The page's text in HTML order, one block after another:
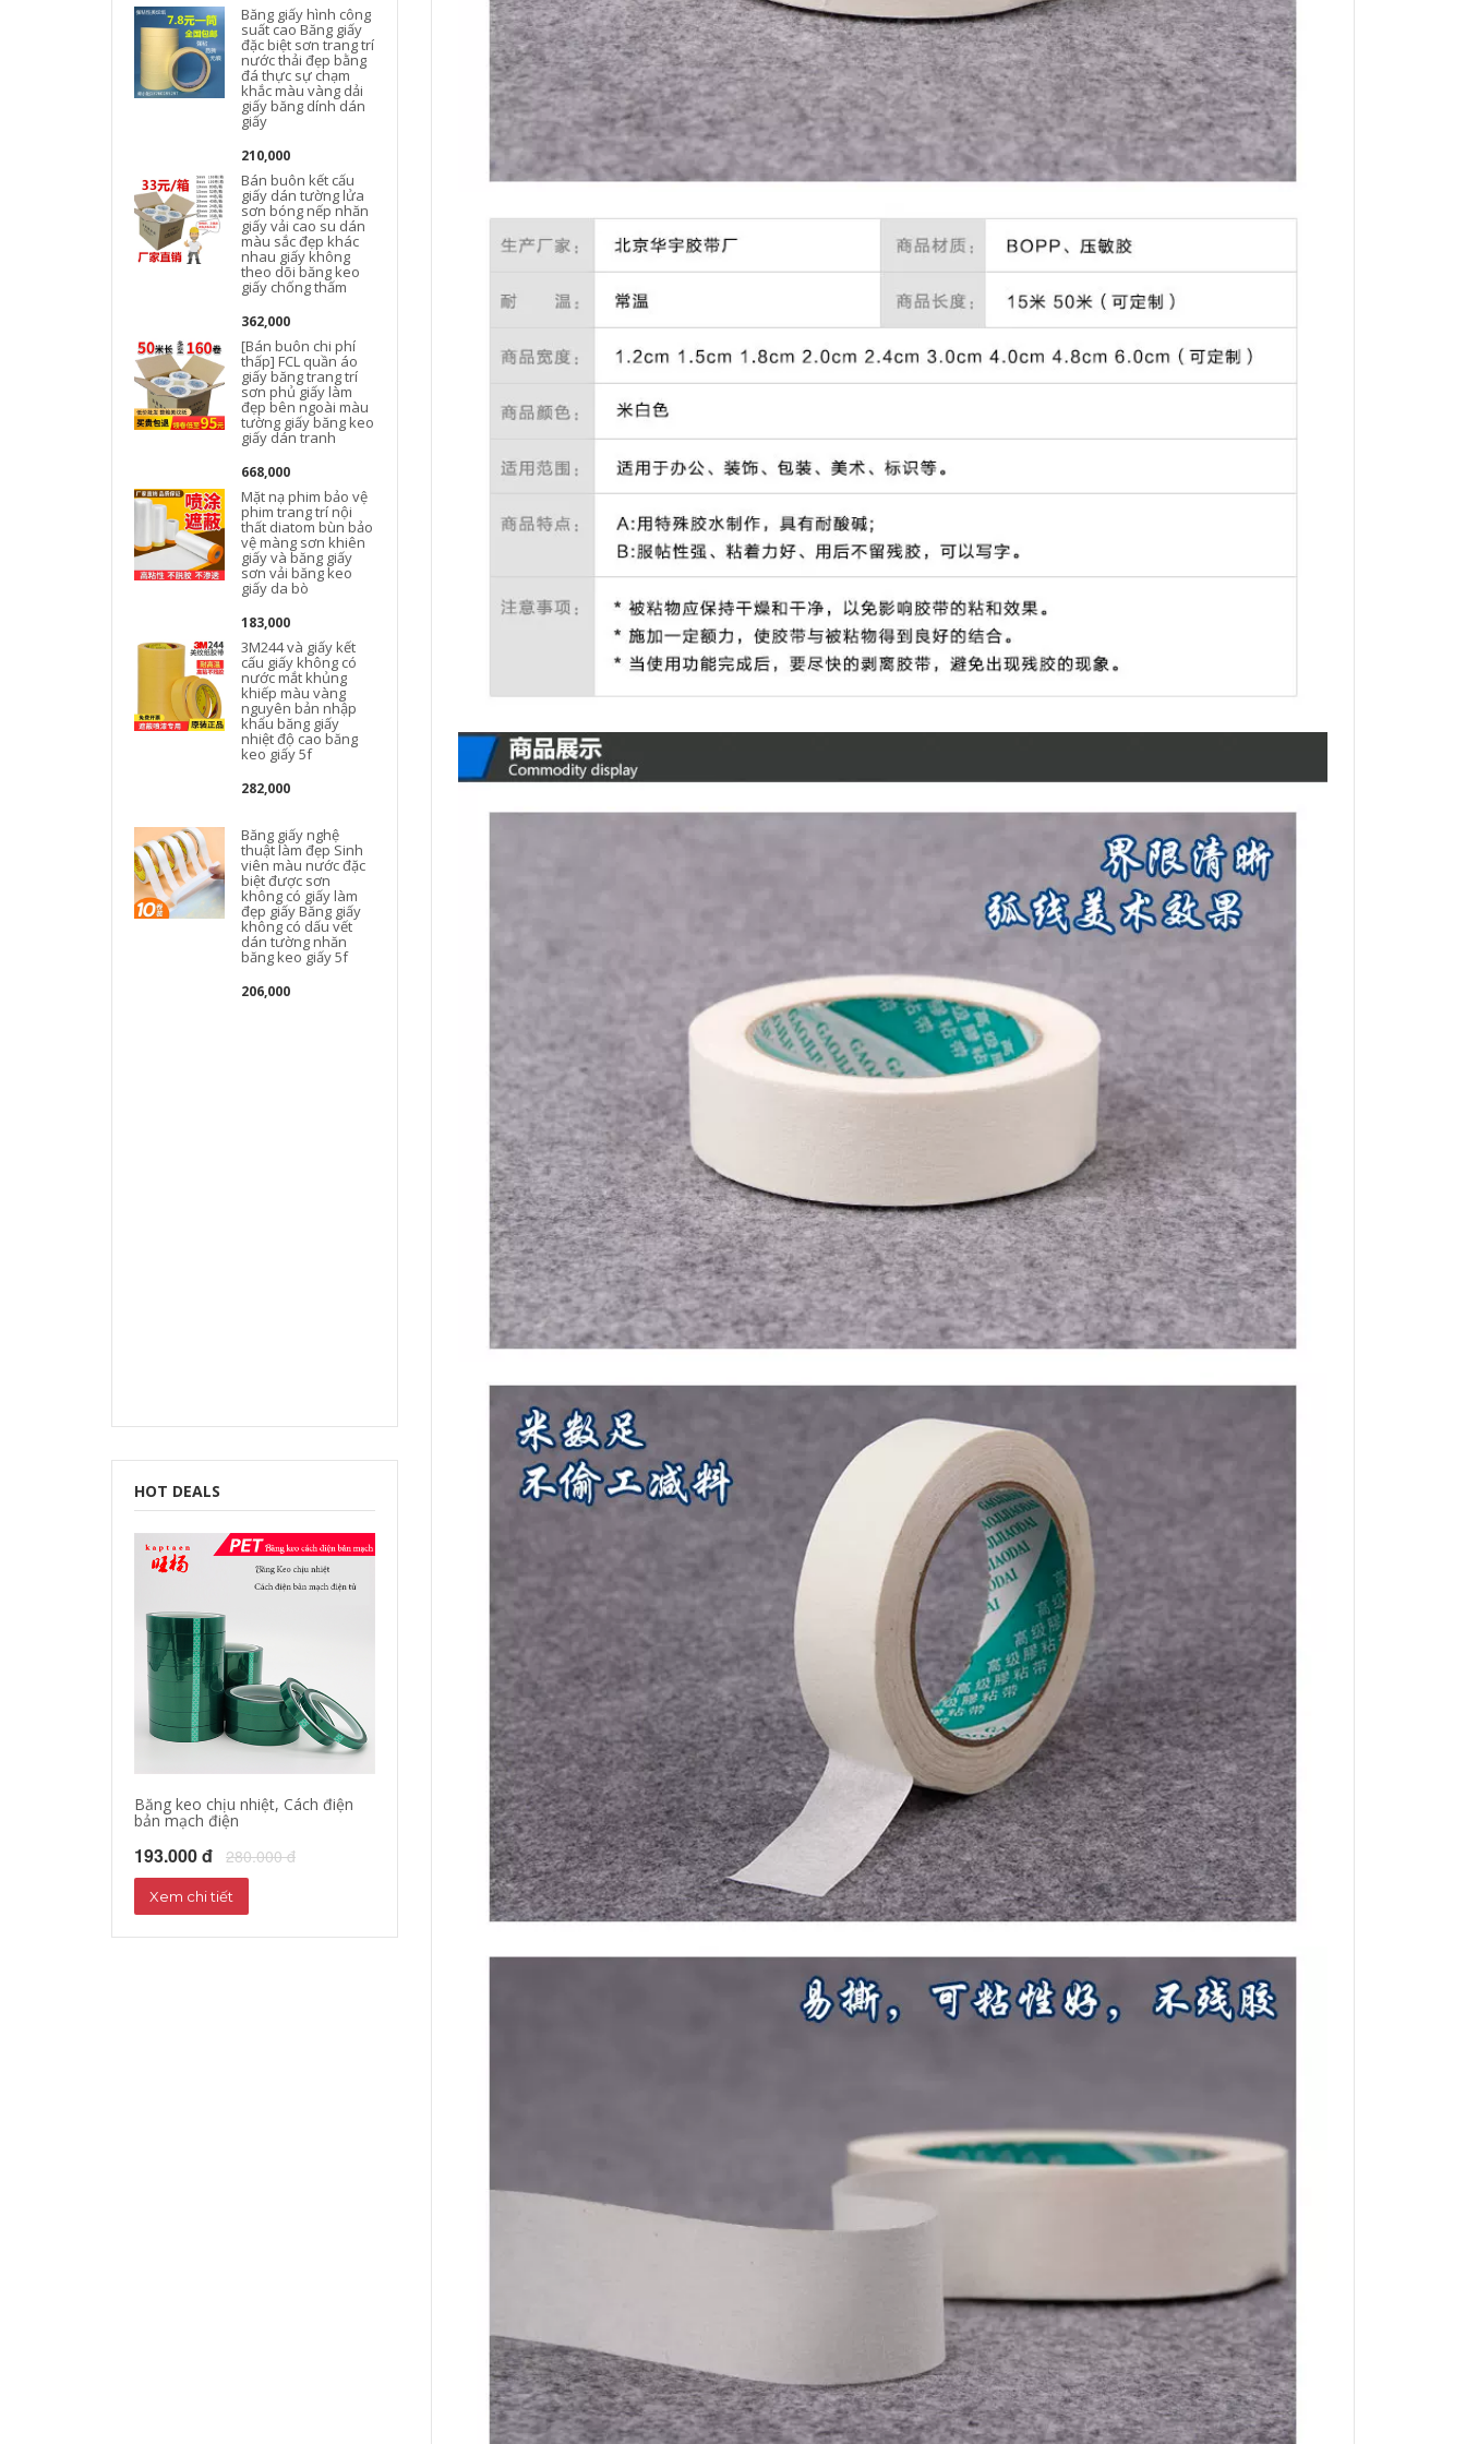
Băng giấy hình công
suất cao Băng giấy
đặc biệt sơn trang trí
nước thải đẹp bằng
đá thực sự chạm
khắc màu vàng dải
giấy băng dính dán
giấy
210,000
Bán buôn kết cấu
giấy dán tường lửa
sơn bóng nếp nhăn
giấy vải cao su dán
màu sắc đẹp khác
nhau giấy không
theo dõi băng keo
giấy chống thấm
362,000
[Bán buôn chi phí
thấp] FCL quần áo
giấy băng trang trí
sơn phủ giấy làm
đẹp bên ngoài màu
tường giấy băng keo
giấy dán tranh
668,000
Mặt nạ phim bảo vệ
phim trang trí nội
thất diatom bùn bảo
vệ màng sơn khiên
giấy và băng giấy
sơn vải băng keo
giấy da bò
183,000
3M244 và giấy kết
cấu giấy không có
nước mắt khủng
khiếp màu vàng
nguyên bản nhập
khẩu băng giấy
nhiệt độ cao băng
keo giấy 5f
282,000
Băng giấy nghệ
thuật làm đẹp Sinh
viên màu nước đặc
biệt được sơn
không có giấy làm
đẹp giấy Băng giấy
không có dấu vết
dán tường nhăn
băng keo giấy 5f
206,000
vàng còn sót lại
băng keo giấy màu
197,000
Ying Hui màu xanh
lá cây và giấy làm
đẹp giấy cuốn đầy
màu sắc Xem giấy
trang trí xe phun
sơn nghệ thuật
Băng giấy đặc biệt
Giấy dính kết cấu
yếu Giấy và Băng
Nghệ thuật Sơn
Non-Wall Paint
Mask Low Valcoatin
Paper băng keo
giấy 5f
Băng giấy màu đen
băng giấy trang trí
sơn mặt nạ màu
mét bang keo giay
tranh nghệ thuật
đặc biệt Sinh viên
202,000
Băng keo dán mặt
che tường không
keo giấy khổ lớn
1,012,000
Băng keo 3M2308
Băng keo mặt nạ 3M
Băng keo tách băng
keo dán không dư
Băng keo một mặt
dài 50 mét Trong tài
khoản
Băng keo dán mặt
nạ 3M2310, băng
keo giấy 3m, băng
keo dán chuyên
phun sơn ở nhiệt độ
cao, phun sơn làm
đẹp xe băng dán
Băng keo dán mặt
viết tách màu keo
dán mặt nạ băng
dính liền mạch xé
băng washi nghệ
thuật sinh viên nghệ
thuật đặc biệt bức
tranh vẽ phác thảo
phun sơn trang trí
đường may đẹp
chiều rộng giấy keo
giấy
217,000
Băng che 3J có thể
trí trang trí mặt nạ
màu nước bức
lại, học sinh vẽ tay
và học sinh mỹ
thuật băng che đặc
biệt, nhiều loại khổ
rộng có thể tự do
lựa chọn băng keo
phun sơn, tạo mặt
nạ, băng keo không
vạch, không keo,
băng keo đường
may đẹp, băng keo
giấy đẹp, băng keo
giấy, không keo,
băng keo dán mặt
nạ, băng keo giấy 50
mét, dành cho sinh
viên mỹ thuật bang
dinh giay
550,000
HOT DEALS
Băng keo chịu nhiệt, Cách điện
bản mạch điện
193.000 đ 280.000 đ
Xem chi tiết